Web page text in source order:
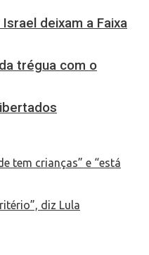
deixam a Faixa
trégua com o